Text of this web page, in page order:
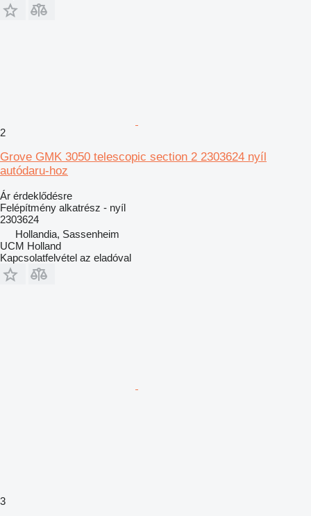
2
Grove GMK 3050 telescopic section 2 2303624 nyíl
autódaru-hoz
Ár érdeklődésre
Felépítmény alkatrész - nyíl
2303624
Hollandia, Sassenheim
UCM Holland
Kapcsolatfelvétel az eladóval
3